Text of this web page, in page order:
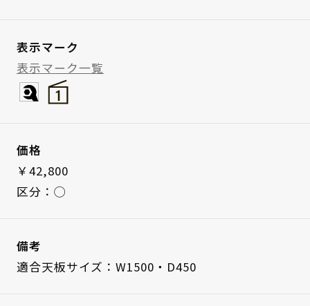
表示マーク
表示マーク一覧
価格
￥42,800
区分：◯
備考
適合天板サイズ：W1500・D450